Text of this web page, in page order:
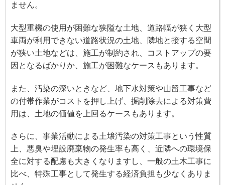
ません。
大型重機の使用が困難な狭隘な土地、道路幅が狭く大型
車両が利用できない道路状況の土地、隣地と接する空間
が狭い土地などは、施工が制約され、コストアップの要
因となるばかりか、施工が困難なケースもあります。
また、汚染の深いときなど、地下水対策や山留工事など
の付帯作業がコストを押し上げ、掘削除去による対策費
用は、土地の価値を上回るケースもあります。
さらに、事業活動による土壌汚染の対策工事という性質
上、悪臭や埋設廃棄物の発生率も高く、近隣への環境保
全に対する配慮も大きくなりますし、一般の土木工事に
比べ、特殊工事として発生する経済負担も少なくありま